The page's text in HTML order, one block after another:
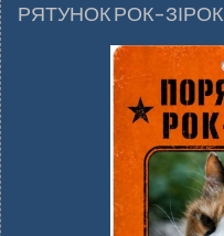
РЯТУНОК РОК-ЗІРОК